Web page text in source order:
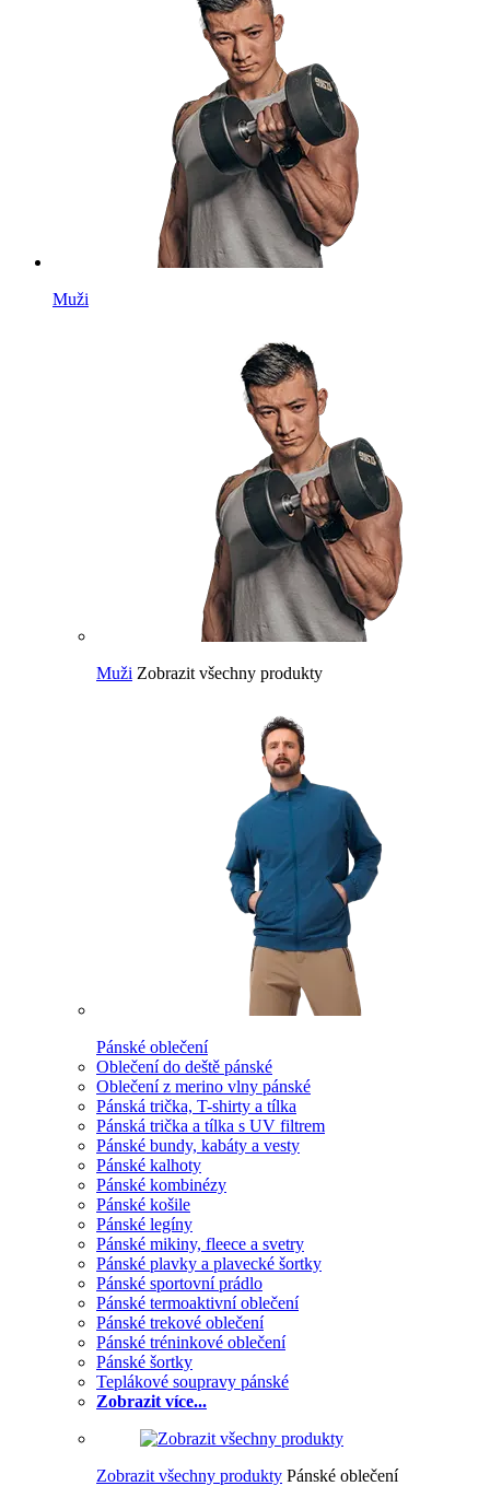
Muži
Muži Zobrazit všechny produkty
Pánské oblečení
Oblečení do deště pánské
Oblečení z merino vlny pánské
Pánská trička, T-shirty a tílka
Pánská trička a tílka s UV filtrem
Pánské bundy, kabáty a vesty
Pánské kalhoty
Pánské kombinézy
Pánské košile
Pánské legíny
Pánské mikiny, fleece a svetry
Pánské plavky a plavecké šortky
Pánské sportovní prádlo
Pánské termoaktivní oblečení
Pánské trekové oblečení
Pánské tréninkové oblečení
Pánské šortky
Teplákové soupravy pánské
Zobrazit více...
Zobrazit všechny produkty Pánské oblečení